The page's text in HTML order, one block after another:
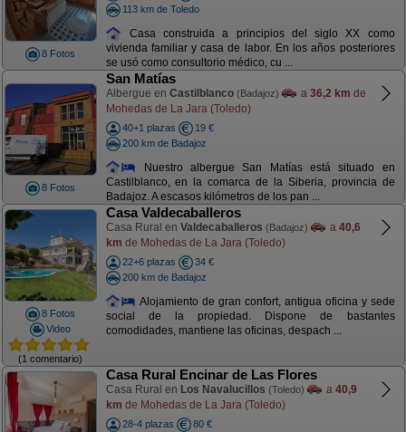
8 Fotos
113 km de Toledo
Casa construida a principios del siglo XX como
vivienda familiar y casa de labor. En los años posteriores
se usó como consultorio médico, cu ...
8 Fotos
San Matías
Albergue en Castilblanco (Badajoz) a 36,2 km de
Mohedas de La Jara (Toledo)
40+1 plazas
19 €
200 km de Badajoz
Nuestro albergue San Matías está situado en
Castilblanco, en la comarca de la Siberia, provincia de
Badajoz. A escasos kilómetros de los pan ...
8 Fotos
Video
(1 comentario)
Casa Valdecaballeros
Casa Rural en Valdecaballeros (Badajoz) a 40,6
km de Mohedas de La Jara (Toledo)
22+6 plazas
34 €
200 km de Badajoz
Alojamiento de gran confort, antigua oficina y sede
social de la propiedad. Dispone de bastantes
comodidades, mantiene las oficinas, despach ...
Casa Rural Encinar de Las Flores
Casa Rural en Los Navalucillos (Toledo) a 40,9
km de Mohedas de La Jara (Toledo)
28-4 plazas
80 €